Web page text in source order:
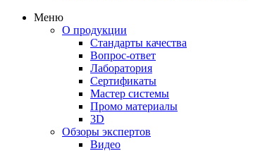
Меню
О продукции
Стандарты качества
Вопрос-ответ
Лаборатория
Сертификаты
Мастер системы
Промо материалы
3D
Обзоры экспертов
Видео